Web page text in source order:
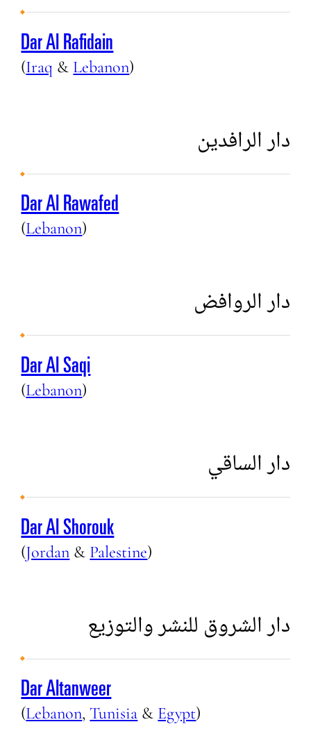
Dar Al Rafidain
(Iraq & Lebanon)
دار الرافدين
Dar Al Rawafed
(Lebanon)
دار الروافض
Dar Al Saqi
(Lebanon)
دار الساقي
Dar Al Shorouk
(Jordan & Palestine)
دار الشروق للنشر والتوزيع
Dar Altanweer
(Lebanon, Tunisia & Egypt)